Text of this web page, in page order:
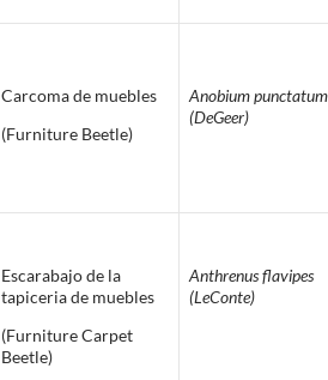
Carcoma de muebles
(Furniture Beetle)
Anobium punctatum
(DeGeer)
Escarabajo de la
tapiceria de muebles
(Furniture Carpet
Beetle)
Anthrenus flavipes
(LeConte)